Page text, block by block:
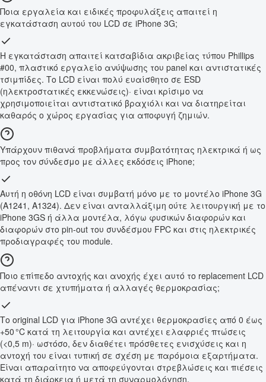
Ποια εργαλεία και ειδικές προφυλάξεις απαιτεί η
εγκατάσταση αυτού του LCD σε iPhone 3G;
Η εγκατάσταση απαιτεί κατσαβίδια ακριβείας τύπου Phillips
#00, πλαστικό εργαλείο ανύψωσης του panel και αντιστατικές
τσιμπίδες. Το LCD είναι πολύ ευαίσθητο σε ESD
(ηλεκτροστατικές εκκενώσεις)· είναι κρίσιμο να
χρησιμοποιείται αντιστατικό βραχιόλι και να διατηρείται
καθαρός ο χώρος εργασίας για αποφυγή ζημιών.
Υπάρχουν πιθανά προβλήματα συμβατότητας ηλεκτρικά ή ως
προς τον σύνδεσμο με άλλες εκδόσεις iPhone;
Αυτή η οθόνη LCD είναι συμβατή μόνο με το μοντέλο iPhone 3G
(A1241, A1324). Δεν είναι ανταλλάξιμη ούτε λειτουργική με το
iPhone 3GS ή άλλα μοντέλα, λόγω φυσικών διαφορών και
διαφορών στο pin-out του συνδέσμου FPC και στις ηλεκτρικές
προδιαγραφές του module.
Ποιο επίπεδο αντοχής και ανοχής έχει αυτό το replacement LCD
απέναντι σε χτυπήματα ή αλλαγές θερμοκρασίας;
Το original LCD για iPhone 3G αντέχει θερμοκρασίες από 0 έως
+50 °C κατά τη λειτουργία και αντέχει ελαφριές πτώσεις
(<0,5 m)· ωστόσο, δεν διαθέτει πρόσθετες ενισχύσεις και η
αντοχή του είναι τυπική σε σχέση με παρόμοια εξαρτήματα.
Είναι απαραίτητο να αποφεύγονται στρεβλώσεις και πιέσεις
κατά τη διάρκεια ή μετά τη συναρμολόγηση.